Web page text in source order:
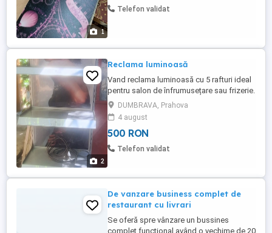
1
Telefon validat
2
Reclama luminoasă
Vand reclama luminoasă cu 5 rafturi ideal
pentru salon de înfrumusețare sau frizerie.
DUMBRAVA, Prahova
4 august
500 RON
Telefon validat
De vanzare business complet de
restaurant cu livrari
Se oferă spre vânzare un bussines
complet funcțional având o vechime de 20